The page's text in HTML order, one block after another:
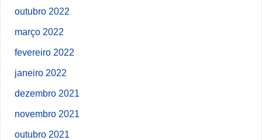
outubro 2022
março 2022
fevereiro 2022
janeiro 2022
dezembro 2021
novembro 2021
outubro 2021